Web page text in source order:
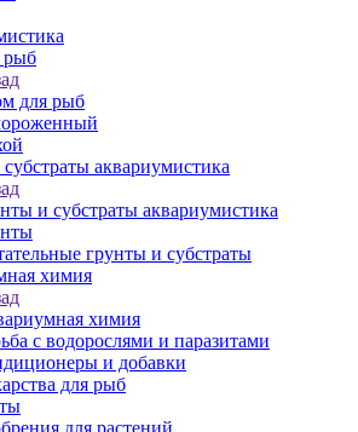
рыб
для рыб
аквариумистика
и субстраты аквариумистика
грунты и субстраты
химия
химия
с водорослями и паразитами
и добавки
для рыб
для растений